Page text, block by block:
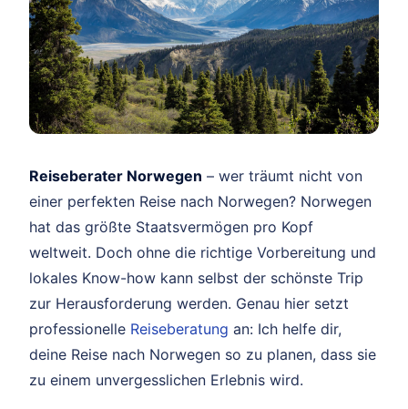
Reiseberater Norwegen – wer träumt nicht von
einer perfekten Reise nach Norwegen? Norwegen
hat das größte Staatsvermögen pro Kopf
weltweit. Doch ohne die richtige Vorbereitung und
lokales Know-how kann selbst der schönste Trip
zur Herausforderung werden. Genau hier setzt
professionelle Reiseberatung an: Ich helfe dir,
deine Reise nach Norwegen so zu planen, dass sie
zu einem unvergesslichen Erlebnis wird.